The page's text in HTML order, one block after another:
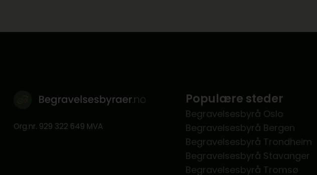
Org.nr. 929 322 649 MVA
Populære steder
Begravelsesbyrå Oslo
Begravelsesbyrå Bergen
Begravelsesbyrå Trondheim
Begravelsesbyrå Stavanger
Begravelsesbyrå Tromsø